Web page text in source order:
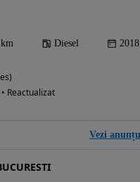
Diesel 2018
Reactualizat
Vezi